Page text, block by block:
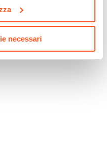
necessari